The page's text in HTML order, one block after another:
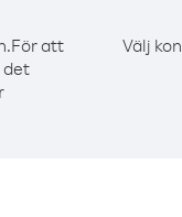
För att
det
Välj